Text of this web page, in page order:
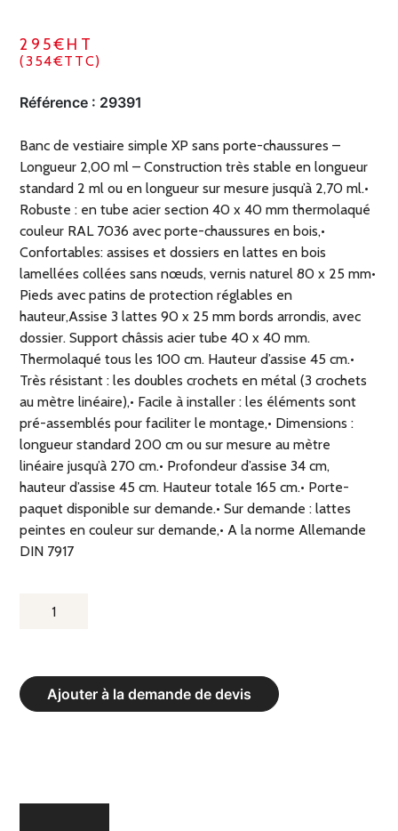
295€HT
(354€TTC)
Référence : 29391
Banc de vestiaire simple XP sans porte-chaussures –
Longueur 2,00 ml – Construction très stable en longueur
standard 2 ml ou en longueur sur mesure jusqu’à 2,70 ml.•
Robuste : en tube acier section 40 x 40 mm thermolaqué
couleur RAL 7036 avec porte-chaussures en bois,•
Confortables: assises et dossiers en lattes en bois
lamellées collées sans nœuds, vernis naturel 80 x 25 mm•
Pieds avec patins de protection réglables en
hauteur,Assise 3 lattes 90 x 25 mm bords arrondis, avec
dossier. Support châssis acier tube 40 x 40 mm.
Thermolaqué tous les 100 cm. Hauteur d’assise 45 cm.•
Très résistant : les doubles crochets en métal (3 crochets
au mètre linéaire),• Facile à installer : les éléments sont
pré-assemblés pour faciliter le montage,• Dimensions :
longueur standard 200 cm ou sur mesure au mètre
linéaire jusqu’à 270 cm.• Profondeur d’assise 34 cm,
hauteur d’assise 45 cm. Hauteur totale 165 cm.• Porte-
paquet disponible sur demande.• Sur demande : lattes
peintes en couleur sur demande,• A la norme Allemande
DIN 7917
Ajouter à la demande de devis
QUANTITÉ
DE
VESTIAIRE